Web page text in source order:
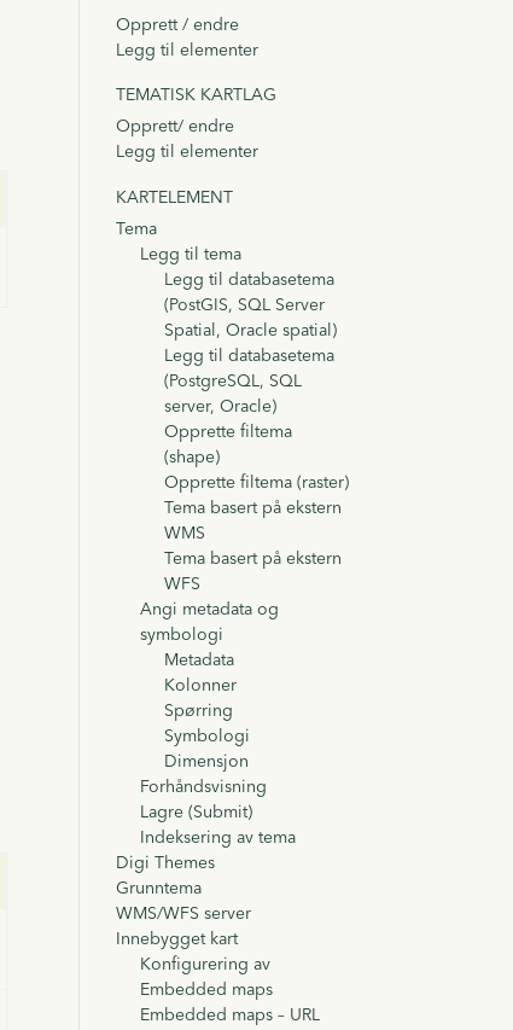
Opprett / endre
Legg til elementer
TEMATISK KARTLAG
Opprett/ endre
Legg til elementer
KARTELEMENT
Tema
Legg til tema
Legg til databasetema
(PostGIS, SQL Server
Spatial, Oracle spatial)
Legg til databasetema
(PostgreSQL, SQL
server, Oracle)
Opprette filtema
(shape)
Opprette filtema (raster)
Tema basert på ekstern
WMS
Tema basert på ekstern
WFS
Angi metadata og
symbologi
Metadata
Kolonner
Spørring
Symbologi
Dimensjon
Forhåndsvisning
Lagre (Submit)
Indeksering av tema
Digi Themes
Grunntema
WMS/WFS server
Innebygget kart
Konfigurering av
Embedded maps
Embedded maps – URL